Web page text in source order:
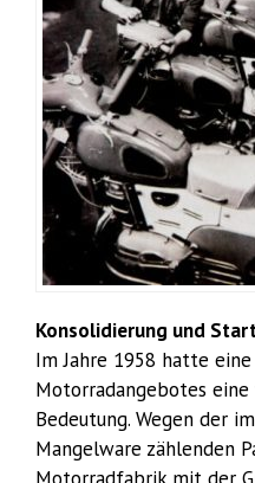
Konsolidierung und
Im Jahre 1958 hatte
Motorradangebotes
Bedeutung. Wegen der
Mangelware zählenden